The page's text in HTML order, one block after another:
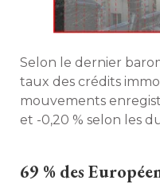
Selon le dernier
taux des crédits
mouvements
et -0,20 % selon les
69 % des